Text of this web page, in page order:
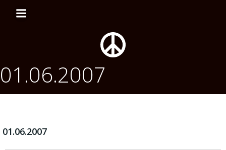
содержимому
01.06.2007
01.06.2007